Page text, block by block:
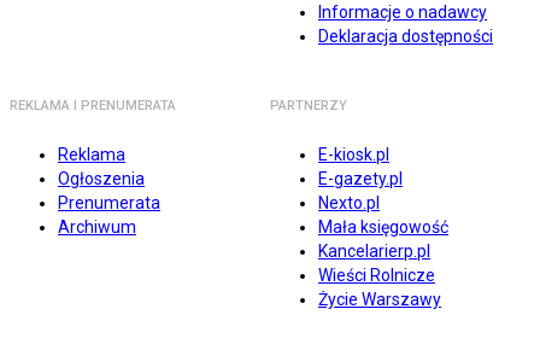
Informacje o nadawcy
Deklaracja dostępności
REKLAMA I PRENUMERATA
Reklama
Ogłoszenia
Prenumerata
Archiwum
PARTNERZY
E-kiosk.pl
E-gazety.pl
Nexto.pl
Mała księgowość
Kancelarierp.pl
Wieści Rolnicze
Życie Warszawy